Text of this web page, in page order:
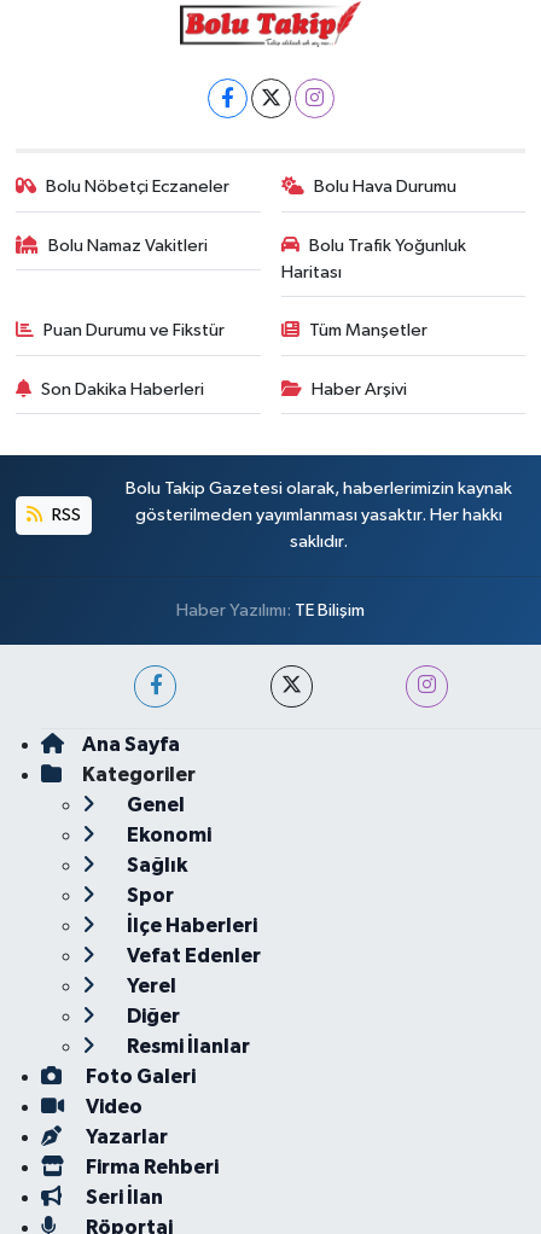
Bolu Nöbetçi Eczaneler Bolu Hava Durumu
Bolu Namaz Vakitleri
Bolu Trafik Yoğunluk
Haritası
Puan Durumu ve Fikstür Tüm Manşetler
Son Dakika Haberleri Haber Arşivi
RSS
Bolu Takip Gazetesi olarak, haberlerimizin kaynak
gösterilmeden yayımlanması yasaktır. Her hakkı
saklıdır.
Haber Yazılımı: TE Bilişim
Ana Sayfa
Kategoriler
Genel
Ekonomi
Sağlık
Spor
İlçe Haberleri
Vefat Edenler
Yerel
Diğer
Resmi İlanlar
Foto Galeri
Video
Yazarlar
Firma Rehberi
Seri İlan
Röportaj